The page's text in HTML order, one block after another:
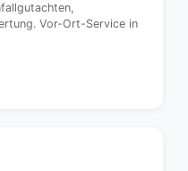
Vor-Ort-Service in